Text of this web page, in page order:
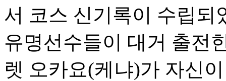
서 코스 신기록이 수립되
유명선수들이 대거 출전
렛 오카요(케냐)가 자신